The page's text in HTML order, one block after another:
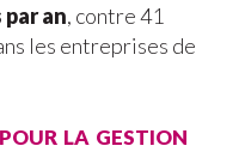
an, contre 41
les entreprises de
la gestion